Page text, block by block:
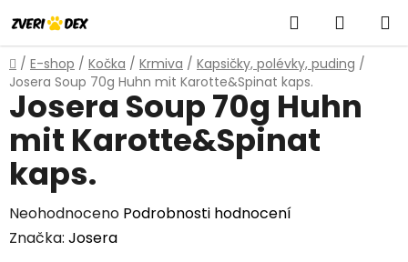
na
obsah
Hledat
KOŠÍK
Domů
/ E-shop / Kočka / Krmiva / Kapsičky, polévky, puding /
Josera Soup 70g Huhn mit Karotte&Spinat kaps.
Josera Soup 70g Huhn
mit Karotte&Spinat
kaps.
Průměrné
hodnocení
Neohodnoceno Podrobnosti hodnocení
Značka: Josera